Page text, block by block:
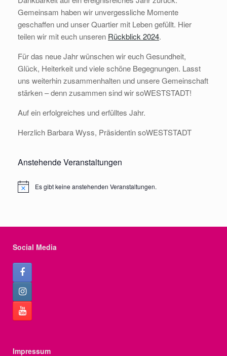
Gemeinsam haben wir unvergessliche Momente
geschaffen und unser Quartier mit Leben gefüllt. Hier
teilen wir mit euch unseren Rückblick 2024.
Für das neue Jahr wünschen wir euch Gesundheit,
Glück, Heiterkeit und viele schöne Begegnungen. Lasst
uns weiterhin zusammenhalten und unsere Gemeinschaft
stärken – denn zusammen sind wir soWESTSTADT!
Auf ein erfolgreiches und erfülltes Jahr.
Herzlich Barbara Wyss, Präsidentin soWESTSTADT
Anstehende Veranstaltungen
Notice Es gibt keine anstehenden Veranstaltungen.
Social Media
Impressum